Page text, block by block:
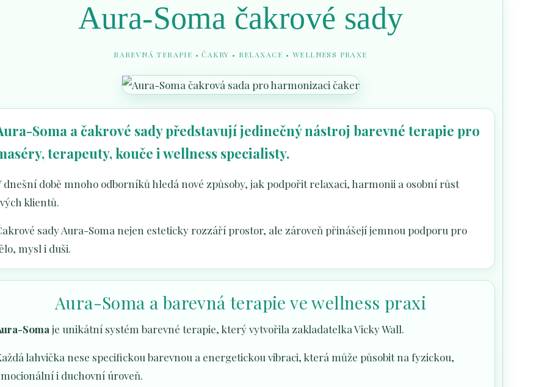
Aura-Soma čakrové sady
BAREVNÁ TERAPIE • ČAKRY • RELAXACE • WELLNESS PRAXE
Soma a čakrové sady představují jedinečný nástroj barevné terapie pro
terapeuty, kouče i wellness specialisty.
dnešní době mnoho odborníků hledá nové způsoby, jak podpořit relaxaci, harmonii a osobní růst
klientů.
sady Aura-Soma nejen esteticky rozzáří prostor, ale zároveň přinášejí jemnou podporu pro
mysl i duši.
Aura-Soma a barevná terapie ve wellness praxi
Soma je unikátní systém barevné terapie, který vytvořila zakladatelka Vicky Wall.
lahvička nese specifickou barevnou a energetickou vibraci, která může působit na fyzickou,
i duchovní úroveň.